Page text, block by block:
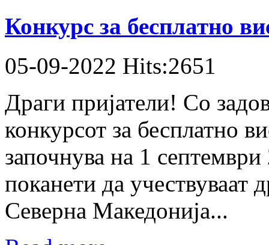
Конкурс за бесплатно
05-09-2022 Hits:2651
Драги пријатели! Со
конкурсот за бесплатно
започнува на 1
поканети да учествуваат
Северна Македонија...